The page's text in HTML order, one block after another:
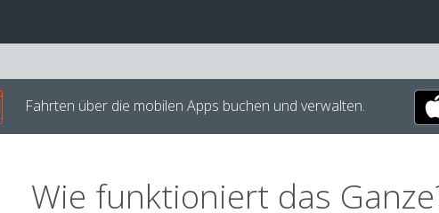
Fahrten über die mobilen Apps buchen und verwalten.
Wie funktioniert das